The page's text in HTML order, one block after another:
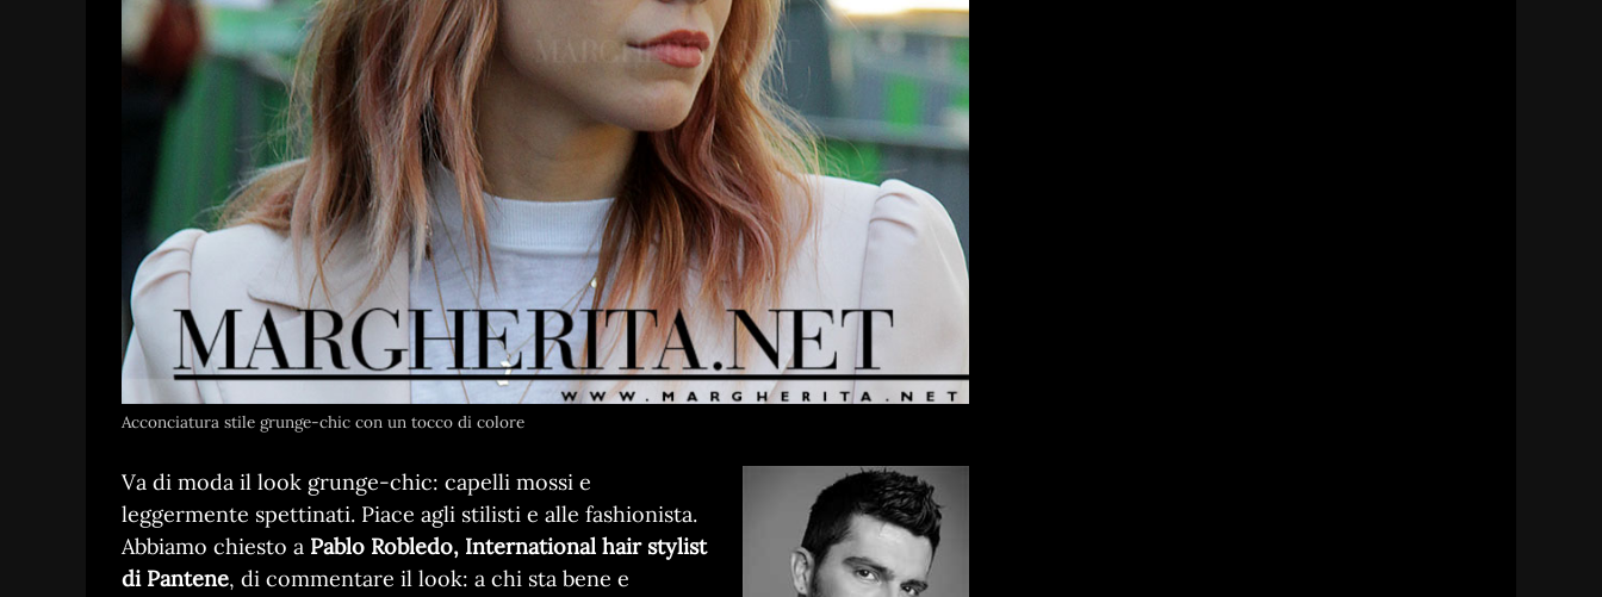
Acconciatura stile grunge-chic con un tocco di colore
Va di moda il look grunge-chic: capelli mossi e
leggermente spettinati. Piace agli stilisti e alle fashionista.
Abbiamo chiesto a Pablo Robledo, International hair stylist
di Pantene, di commentare il look: a chi sta bene e